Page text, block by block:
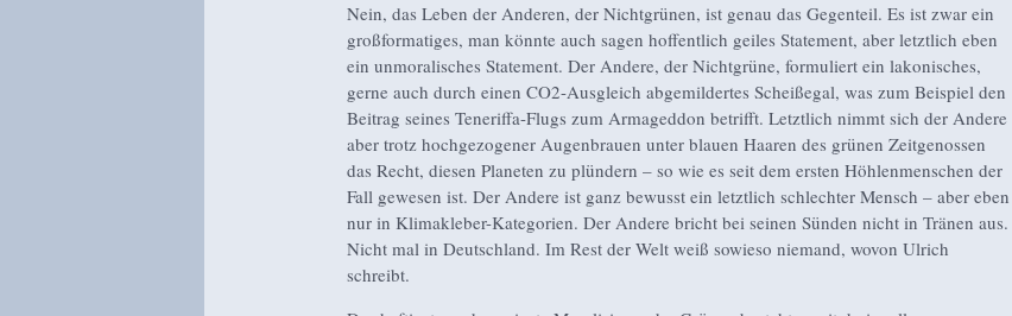
Nein, das Leben der Anderen, der Nichtgrünen, ist genau das Gegenteil. Es ist zwar ein
großformatiges, man könnte auch sagen hoffentlich geiles Statement, aber letztlich eben
ein unmoralisches Statement. Der Andere, der Nichtgrüne, formuliert ein lakonisches,
gerne auch durch einen CO2-Ausgleich abgemildertes Scheißegal, was zum Beispiel den
Beitrag seines Teneriffa-Flugs zum Armageddon betrifft. Letztlich nimmt sich der Andere
aber trotz hochgezogener Augenbrauen unter blauen Haaren des grünen Zeitgenossen
das Recht, diesen Planeten zu plündern – so wie es seit dem ersten Höhlenmenschen der
Fall gewesen ist. Der Andere ist ganz bewusst ein letztlich schlechter Mensch – aber eben
nur in Klimakleber-Kategorien. Der Andere bricht bei seinen Sünden nicht in Tränen aus.
Nicht mal in Deutschland. Im Rest der Welt weiß sowieso niemand, wovon Ulrich
schreibt.